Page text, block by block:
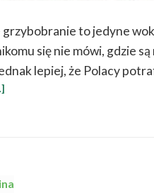
to jedyne
się nie mówi, gdzie są
lepiej, że Polacy